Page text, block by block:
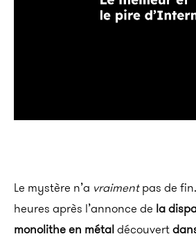
Le mystère n’a vraimentpas de
heures après l’annonce de la
monolithe en métaldécouvert